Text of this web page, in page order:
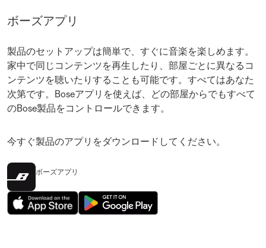
ボーズアプリ
製品のセットアップは簡単で、すぐに音楽を楽しめます。
家中で同じコンテンツを再生したり、部屋ごとに異なるコ
ンテンツを聴いたりすることも可能です。すべてはあなた
次第です。Boseアプリを使えば、どの部屋からでもすべて
のBose製品をコントロールできます。
今すぐ製品のアプリをダウンロードしてください。
ボーズアプリ